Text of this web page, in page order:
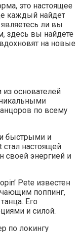
это настоящее
каждый найдет
ли вы
здесь вы найдете
на новые
из основателей
по всему
быстрыми и
настоящей
своей энергией и
Pete известен
поппинг,
Его
и силой.
по локингу